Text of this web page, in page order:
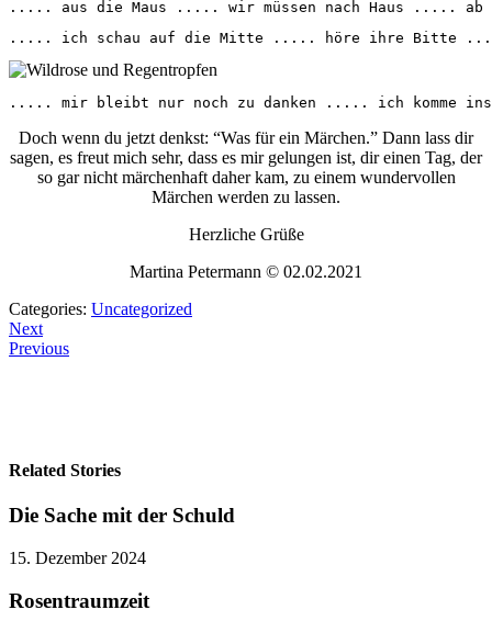
..... aus die Maus ..... wir müssen nach Haus .....
..... ich schau auf die Mitte ..... höre ihre Bitte .....
..... mir bleibt nur noch zu danken ..... ich komme
Doch wenn du jetzt denkst: “Was für ein Märchen.” Dann lass dir
sagen, es freut mich sehr, dass es mir gelungen ist, dir einen Tag, der
so gar nicht märchenhaft daher kam, zu einem wundervollen
Märchen werden zu lassen.
Herzliche Grüße
Martina Petermann © 02.02.2021
Categories: Uncategorized
Next
Previous
Related Stories
Die Sache mit der Schuld
15. Dezember 2024
Rosentraumzeit